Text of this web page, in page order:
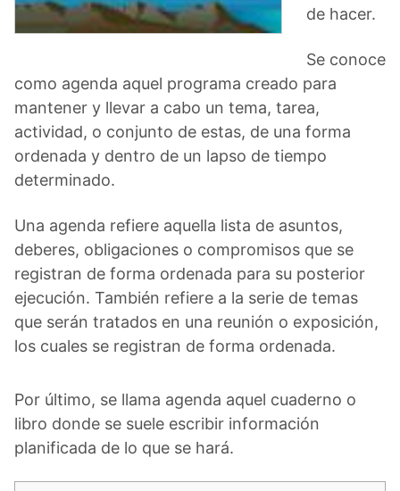
de hacer.
Se conoce
como agenda aquel programa creado para
mantener y llevar a cabo un tema, tarea,
actividad, o conjunto de estas, de una forma
ordenada y dentro de un lapso de tiempo
determinado.
Una agenda refiere aquella lista de asuntos,
deberes, obligaciones o compromisos que se
registran de forma ordenada para su posterior
ejecución. También refiere a la serie de temas
que serán tratados en una reunión o exposición,
los cuales se registran de forma ordenada.
Por último, se llama agenda aquel cuaderno o
libro donde se suele escribir información
planificada de lo que se hará.